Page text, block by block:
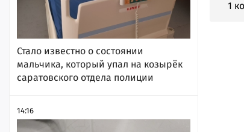
Стало известно о состоянии
мальчика, который упал на козырёк
саратовского отдела полиции
14:16
1